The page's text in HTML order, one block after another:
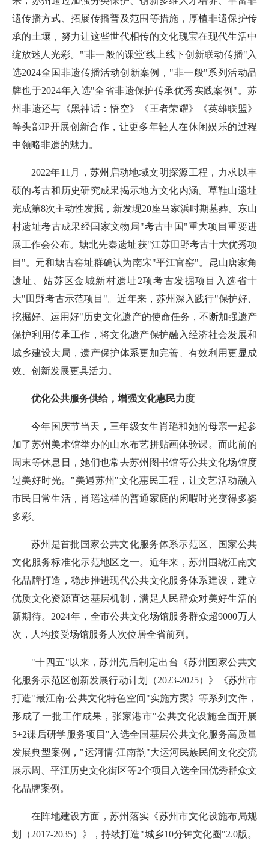
遗传播方式、拓展传播普及范围等措施，厚植非遗保护传
承的土壤，努力让这些世代相传的文化瑰宝在现代生活中
绽放迷人光彩。"'非一般的课堂'线上线下创新联动传播"入
选2024全国非遗传播活动创新案例，"非一般"系列活动品
牌也于2024年入选"全省非遗保护传承优秀实践案例"。苏
州非遗还与《黑神话：悟空》《王者荣耀》《英雄联盟》
等头部IP开展创新合作，让更多年轻人在休闲娱乐的过程
中领略非遗的魅力。
2022年11月，苏州启动地域文明探源工程，力求以丰
硕的考古和历史研究成果揭示地方文化内涵。草鞋山遗址
完成第8次主动性发掘，新发现20座马家浜时期墓葬。东山
村遗址考古成果经国家文物局"考古中国"重大项目重要进
展工作会公布。塘北先秦遗址获"江苏田野考古十大优秀项
目"。元和塘古窑址群确认为南宋"平江官窑"。昆山唐家角
遗址、姑苏区金城新村遗址2项考古发掘项目入选省十
大"田野考古示范项目"。近年来，苏州深入践行"保护好、
挖掘好、运用好"历史文化遗产的使命任务，不断加强遗产
保护利用传承工作，将文化遗产保护融入经济社会发展和
城乡建设大局，遗产保护体系更加完善、有效利用更显成
效、创新发展更具活力。
优化公共服务供给，增强文化惠民力度
今年国庆节当天，三年级女生肖瑶和她的母亲一起参
加了苏州美术馆举办的山水布艺拼贴画体验课。而此前的
周末等休息日，她们也常去苏州图书馆等公共文化场馆度
过美好时光。"美遇苏州"文化惠民工程，让文艺活动融入
市民日常生活，肖瑶这样的普通家庭的闲暇时光变得多姿
多彩。
苏州是首批国家公共文化服务体系示范区、国家公共
文化服务标准化示范地区之一。近年来，苏州围绕江南文
化品牌打造，稳步推进现代公共文化服务体系建设，建立
优质文化资源直达基层机制，满足人民群众对美好生活的
新期待。2024年，全市公共文化场馆服务群众超9000万人
次，人均接受场馆服务人次位居全省前列。
"十四五"以来，苏州先后制定出台《苏州国家公共文
化服务示范区创新发展行动计划（2023-2025）》《苏州市
打造"最江南·公共文化特色空间"实施方案》等系列文件，
形成了一批工作成果，张家港市"公共文化设施全面开展
5+2课后研学服务项目"入选全国基层公共文化服务高质量
发展典型案例，"运河情·江南韵"大运河民族民间文化交流
展示周、平江历史文化街区等2个项目入选全国优秀群众文
化品牌案例。
在阵地建设方面，苏州落实《苏州市文化设施布局规
划（2017-2035）》，持续打造"城乡10分钟文化圈"2.0版。